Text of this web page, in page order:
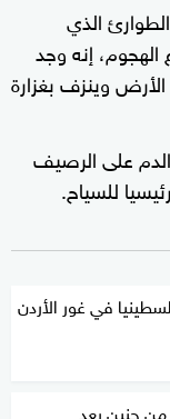
الذي
إنه وجد
وينزف بغزارة
لبقع الدم على الرصيف
للسياح.
في غور الأردن
جنين بعد